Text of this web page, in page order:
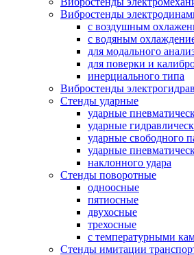
Вибростенды
с воздушным
с водяным
для модального
для поверки и
инерциального типа
Вибростенды
Стенды ударные
ударные
ударные
ударные свободного
ударные
наклонного удара
Стенды поворотные
одноосные
пятиосные
двухосные
трехосные
с температурными
Стенды имитации